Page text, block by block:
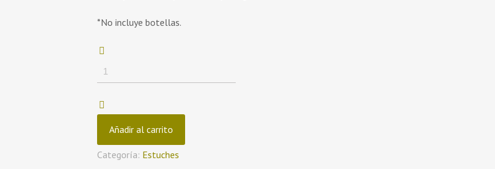
*No incluye botellas.
Convoy
Madera
Olivo
Añadir al carrito
Categoría: Estuches